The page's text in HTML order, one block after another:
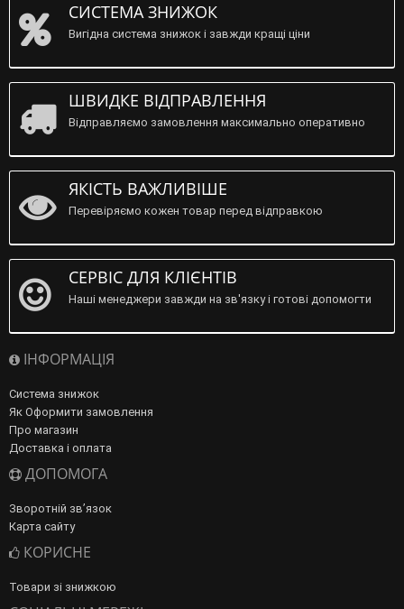
СИСТЕМА ЗНИЖОК
Вигідна система знижок і завжди кращі ціни
ШВИДКЕ ВІДПРАВЛЕННЯ
Відправляємо замовлення максимально оперативно
ЯКІСТЬ ВАЖЛИВІШЕ
Перевіряємо кожен товар перед відправкою
СЕРВІС ДЛЯ КЛІЄНТІВ
Наші менеджери завжди на зв'язку і готові допомогти
ІНФОРМАЦІЯ
Система знижок
Як Оформити замовлення
Про магазин
Доставка і оплата
ДОПОМОГА
Зворотній зв’язок
Карта сайту
КОРИСНЕ
Товари зі знижкою